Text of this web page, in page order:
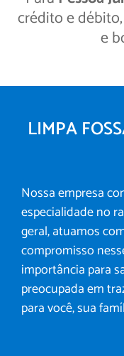
crédito e
e
LIMPA
Nossa empresa
especialidade no
geral, atuamos
compromisso
importância para
preocupada em
para você, sua